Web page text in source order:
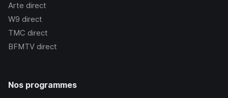
Arte direct
W9 direct
TMC direct
BFMTV direct
Nos programmes